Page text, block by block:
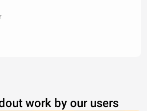
work by our users